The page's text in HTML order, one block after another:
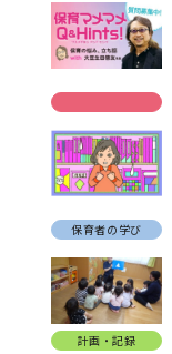
保育者の学び
計画・記録